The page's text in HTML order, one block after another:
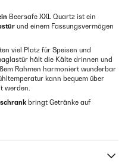
Beersafe XXL Quartz ist ein
und einem Fassungsvermögen
viel Platz für Speisen und
hält die Kälte drinnen und
Rahmen harmoniert wunderbar
kann bequem über
werden.
bringt Getränke auf